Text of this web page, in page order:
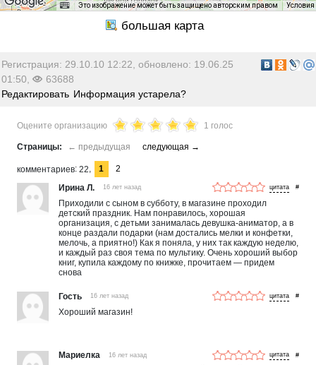
Это изображение может быть защищено авторским правом Условия
Регистрация: 29.10.10 12:22, обновлено: 19.06.25
01:50,
63688
Редактировать Информация устарела?
Оцените организацию 1 голос
комментариев 22 1
2
Ирина Л.
16 лет назад #
Приходили с сыном в субботу, в магазине проходил
детский праздник. Нам понравилось, хорошая
организация, с детьми занималась девушка-аниматор, а в
конце раздали подарки (нам достались мелки и конфетки,
мелочь, а приятно!) Как я поняла, у них так каждую неделю,
и каждый раз своя тема по мультику. Очень хороший выбор
книг, купила каждому по книжке, прочитаем — придем
снова
Гость 16 лет назад #
Хороший магазин!
Мариелка 16 лет назад #